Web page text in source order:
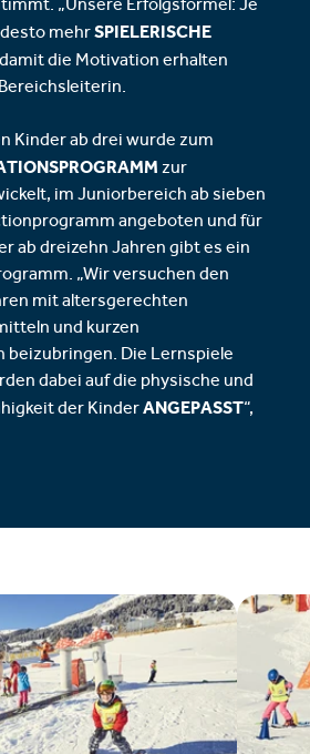
„Unsere Erfolgsformel: Je
mehrSPIELERISCHE
die Motivation erhalten
Kinder ab drei wurde zum
zur
im Juniorbereich ab sieben
angeboten und für
ab dreizehn Jahren gibt es ein
„Wir versuchen den
mit altersgerechten
und kurzen
beizubringen. Die Lernspiele
dabei auf die physische und
der KinderANGEPASST“,